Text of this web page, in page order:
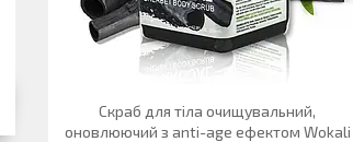
Скраб для тіла очищувальний,
оновлюючий з anti-age ефектом Wokali